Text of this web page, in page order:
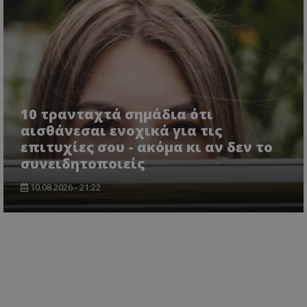
10 τρανταχτά σημάδια ότι
αισθάνεσαι ενοχικά για τις
επιτυχίες σου - ακόμα κι αν δεν το
συνειδητοποιείς
10.08.2026 - 21:22